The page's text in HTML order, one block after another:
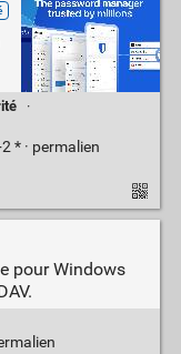
·
* · permalien
pour Windows